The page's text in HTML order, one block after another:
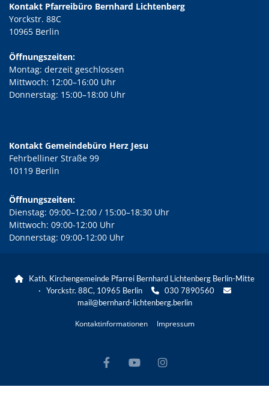
Kontakt Pfarreibüro Bernhard Lichtenberg
Yorckstr. 88C
10965 Berlin
Öffnungszeiten:
Montag: derzeit geschlossen
Mittwoch: 12:00–16:00 Uhr
Donnerstag: 15:00–18:00 Uhr
Kontakt Gemeindebüro Herz Jesu
Fehrbelliner Straße 99
10119 Berlin
Öffnungszeiten:
Dienstag: 09:00–12:00 / 15:00–18:30 Uhr
Mittwoch: 09:00-12:00 Uhr
Donnerstag: 09:00-12:00 Uhr

Kath. Kirchengemeinde Pfarrei Bernhard Lichtenberg Berlin-Mitte
· Yorckstr. 88C, 10965 Berlin
030 7890560 
mail@bernhard-lichtenberg.berlin
Kontaktinformationen Impressum